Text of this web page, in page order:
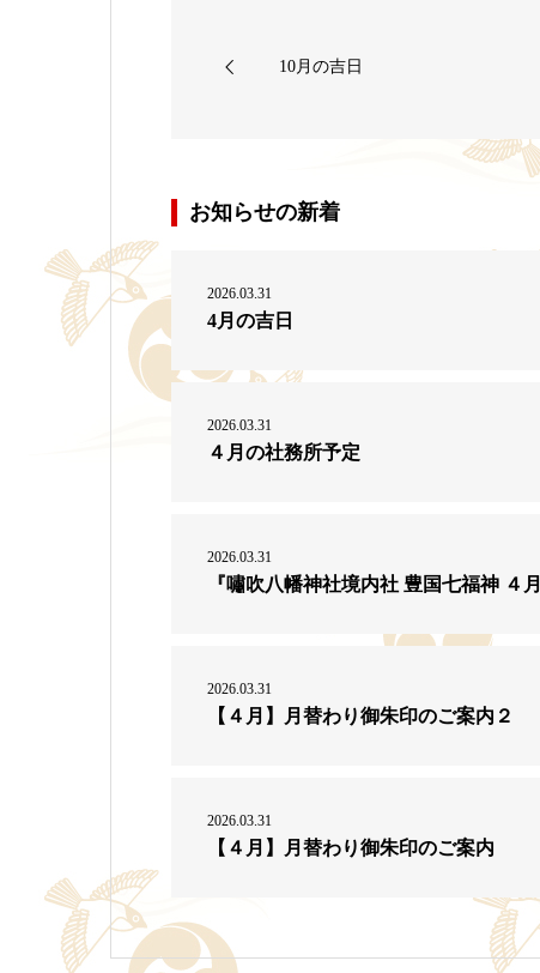
10月の吉日
お知らせの新着
2026.03.31
4月の吉日
2026.03.31
４月の社務所予定
2026.03.31
『嘯吹八幡神社境内社 豊国七福神 ４
2026.03.31
【４月】月替わり御朱印のご案内２
2026.03.31
【４月】月替わり御朱印のご案内